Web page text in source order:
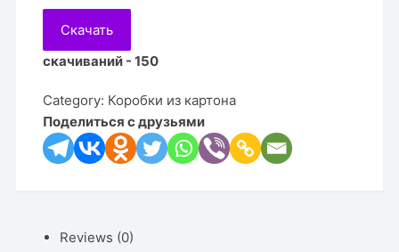
Скачать
скачиваний - 150
Category: Коробки из картона
Поделиться с друзьями
Reviews (0)